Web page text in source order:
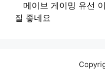
메이브 게이밍 유선
질 좋네요